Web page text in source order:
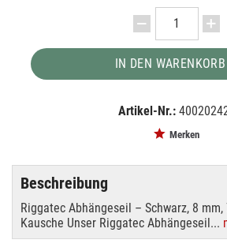
IN DEN WARENKORB
Artikel-Nr.:
Merken
Beschreibung
Riggatec Abhängeseil – Schwarz, 8
Kausche Unser Riggatec Abhängeseil...